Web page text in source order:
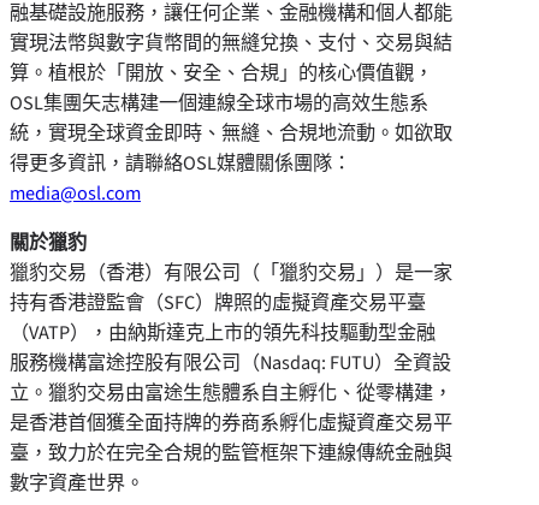
融基礎設施服務，讓任何企業、金融機構和個人都能
實現法幣與數字貨幣間的無縫兌換、支付、交易與結
算。植根於「開放、安全、合規」的核心價值觀，
OSL集團矢志構建一個連線全球市場的高效生態系
統，實現全球資金即時、無縫、合規地流動。如欲取
得更多資訊，請聯絡OSL媒體關係團隊：
media@osl.com
關於獵豹
獵豹交易（香港）有限公司（「獵豹交易」）是一家
持有香港證監會（SFC）牌照的虛擬資產交易平臺
（VATP），由納斯達克上市的領先科技驅動型金融
服務機構富途控股有限公司（Nasdaq: FUTU）全資設
立。獵豹交易由富途生態體系自主孵化、從零構建，
是香港首個獲全面持牌的券商系孵化虛擬資產交易平
臺，致力於在完全合規的監管框架下連線傳統金融與
數字資產世界。